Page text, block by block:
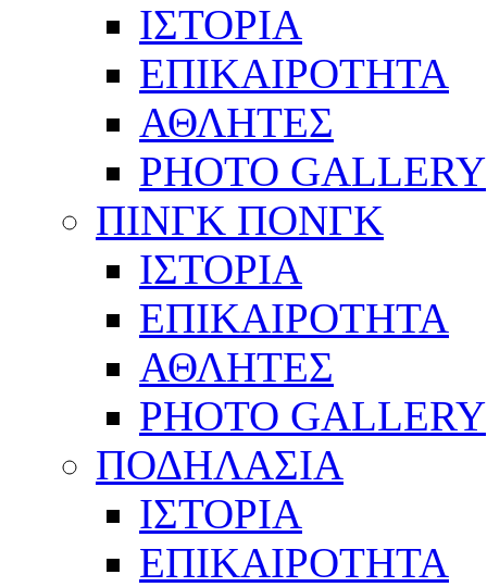
ΙΣΤΟΡΙΑ
ΕΠΙΚΑΙΡΟΤΗΤΑ
ΑΘΛΗΤΕΣ
PHOTO GALLERY
ΠΙΝΓΚ ΠΟΝΓΚ
ΙΣΤΟΡΙΑ
ΕΠΙΚΑΙΡΟΤΗΤΑ
ΑΘΛΗΤΕΣ
PHOTO GALLERY
ΠΟΔΗΛΑΣΙΑ
ΙΣΤΟΡΙΑ
ΕΠΙΚΑΙΡΟΤΗΤΑ